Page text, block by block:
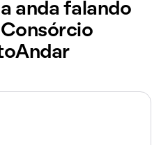
anda falando